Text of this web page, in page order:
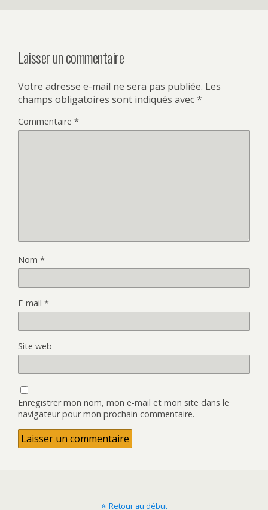
Laisser un commentaire
Votre adresse e-mail ne sera pas publiée. Les
champs obligatoires sont indiqués avec*
Commentaire *
Nom *
E-mail *
Site web
Enregistrer mon nom, mon e-mail et mon site dans le
navigateur pour mon prochain commentaire.
Retour au début